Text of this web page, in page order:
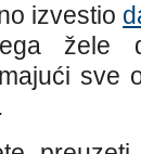
izvestio
žele
sve